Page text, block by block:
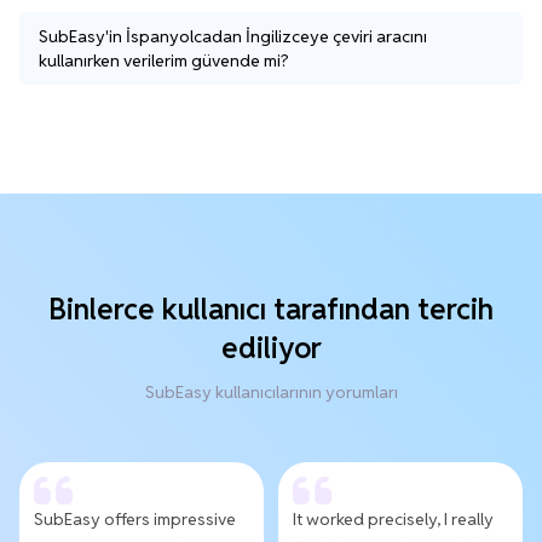
SubEasy'in İspanyolcadan İngilizceye çeviri aracını
kullanırken verilerim güvende mi?
Binlerce kullanıcı tarafından tercih
ediliyor
SubEasy kullanıcılarının yorumları
SubEasy offers impressive
It worked precisely, I really